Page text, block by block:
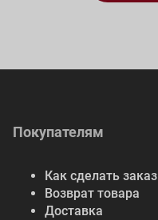
Покупателям
Как сделать заказ
Возврат товара
Доставка